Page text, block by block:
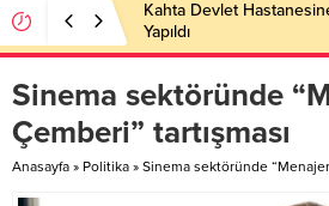
Kahta Devlet
Yapıldı
Sinema sektöründe
Çemberi” tartışması
Anasayfa » Politika » Sinema sektöründe “Menajer